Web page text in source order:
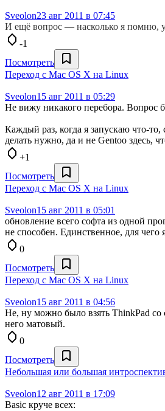
Sveolon23 авг 2011 в 07:45
И ещё вопрос — насколько я помню,
-1
Посмотреть
Переход с Mac OS X на Linux
Sveolon15 авг 2011 в 05:29
Не вижу никакого перебора. Вопрос
Каждый раз, когда я запускаю что-
делать нужно, да и не Gentoo здесь,
+1
Посмотреть
Переход с Mac OS X на Linux
Sveolon15 авг 2011 в 05:01
обновление всего софта из одной
не способен. Единственное, для
0
Посмотреть
Переход с Mac OS X на Linux
Sveolon15 авг 2011 в 04:56
Не, ну можно было взять ThinkPad
него матовый.
0
Посмотреть
Небольшая или большая
Sveolon12 авг 2011 в 17:09
Basic круче всех: